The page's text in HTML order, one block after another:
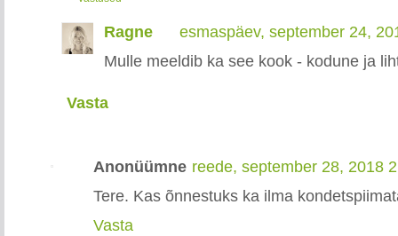
Ragne
esmaspäev, september 24,
Mulle meeldib ka see kook - kodune ja
Vasta
Anonüümne reede, september 28, 2018
Tere. Kas õnnestuks ka ilma
Vasta